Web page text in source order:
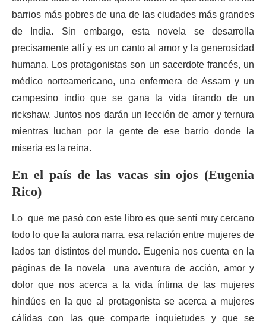
barrios más pobres de una de las ciudades más grandes
de India. Sin embargo, esta novela se desarrolla
precisamente allí y es un canto al amor y la generosidad
humana. Los protagonistas son un sacerdote francés, un
médico norteamericano, una enfermera de Assam y un
campesino indio que se gana la vida tirando de un
rickshaw. Juntos nos darán un lección de amor y ternura
mientras luchan por la gente de ese barrio donde la
miseria es la reina.
En el país de las vacas sin ojos (Eugenia
Rico)
Lo que me pasó con este libro es que sentí muy cercano
todo lo que la autora narra, esa relación entre mujeres de
lados tan distintos del mundo. Eugenia nos cuenta en la
páginas de la novela una aventura de acción, amor y
dolor que nos acerca a la vida íntima de las mujeres
hindúes en la que al protagonista se acerca a mujeres
cálidas con las que comparte inquietudes y que se